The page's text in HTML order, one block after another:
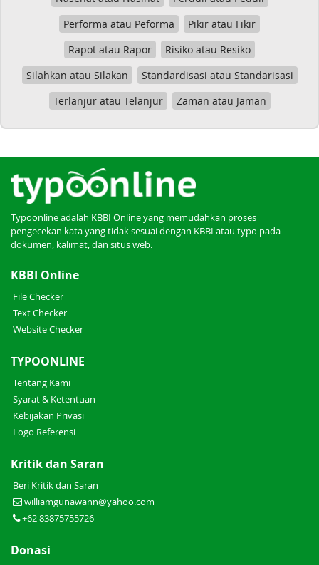
Performa atau Peforma
Pikir atau Fikir
Rapot atau Rapor
Risiko atau Resiko
Silahkan atau Silakan
Standardisasi atau Standarisasi
Terlanjur atau Telanjur
Zaman atau Jaman
Typoonline adalah KBBI Online yang memudahkan proses
pengecekan kata yang tidak sesuai dengan KBBI atau typo pada
dokumen, kalimat, dan situs web.
KBBI Online
File Checker
Text Checker
Website Checker
TYPOONLINE
Tentang Kami
Syarat & Ketentuan
Kebijakan Privasi
Logo Referensi
Kritik dan Saran
Beri Kritik dan Saran
williamgunawann@yahoo.com
+62 83875755726
Donasi